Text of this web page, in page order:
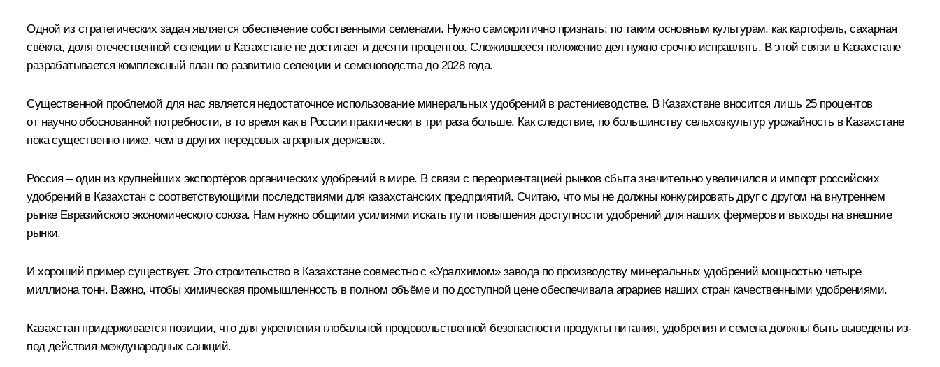
Одной из стратегических задач является обеспечение собственными семенами. Нужно самокритично признать: по таким основным культурам, как картофель, сахарная
свёкла, доля отечественной селекции в Казахстане не достигает и десяти процентов. Сложившееся положение дел нужно срочно исправлять. В этой связи в Казахстане
разрабатывается комплексный план по развитию селекции и семеноводства до 2028 года.
Существенной проблемой для нас является недостаточное использование минеральных удобрений в растениеводстве. В Казахстане вносится лишь 25 процентов
от научно обоснованной потребности, в то время как в России практически в три раза больше. Как следствие, по большинству сельхозкультур урожайность в Казахстане
пока существенно ниже, чем в других передовых аграрных державах.
Россия – один из крупнейших экспортёров органических удобрений в мире. В связи с переориентацией рынков сбыта значительно увеличился и импорт российских
удобрений в Казахстан с соответствующими последствиями для казахстанских предприятий. Считаю, что мы не должны конкурировать друг с другом на внутреннем
рынке Евразийского экономического союза. Нам нужно общими усилиями искать пути повышения доступности удобрений для наших фермеров и выходы на внешние
рынки.
И хороший пример существует. Это строительство в Казахстане совместно с «Уралхимом» завода по производству минеральных удобрений мощностью четыре
миллиона тонн. Важно, чтобы химическая промышленность в полном объёме и по доступной цене обеспечивала аграриев наших стран качественными удобрениями.
Казахстан придерживается позиции, что для укрепления глобальной продовольственной безопасности продукты питания, удобрения и семена должны быть выведены из-
под действия международных санкций.